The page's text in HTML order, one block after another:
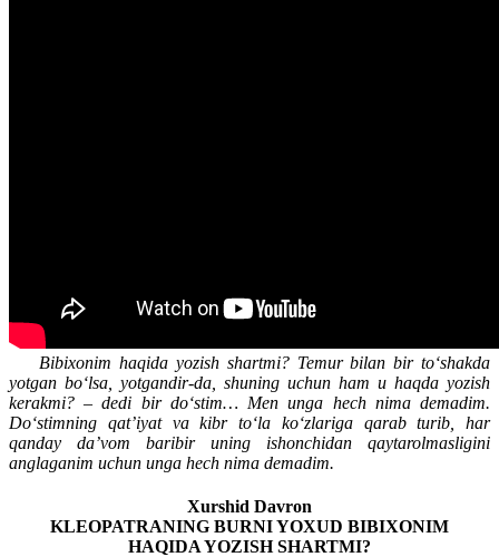
Bibixonim haqida yozish shartmi? Temur bilan bir to‘shakda
yotgan bo‘lsa, yotgandir-da, shuning uchun ham u haqda yozish
kerakmi? – dedi bir do‘stim… Men unga hech nima demadim.
Do‘stimning qat’iyat va kibr to‘la ko‘zlariga qarab turib, har
qanday da’vom baribir uning ishonchidan qaytarolmasligini
anglaganim uchun unga hech nima demadim.
Xurshid Davron
KLЕOPATRANING BURNI YOXUD BIBIXONIM
HAQIDA YOZISH SHARTMI?